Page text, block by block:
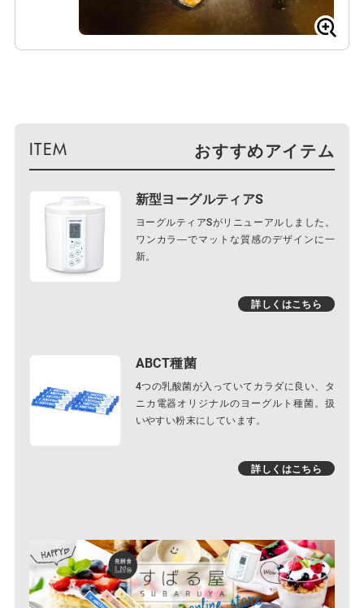
おすすめアイテム
新型ヨーグルティアS
ヨーグルティアSがリニューアルしました。
ワンカラ―でマットな質感のデザインに一
新。
詳しくはこちら
ABCT種菌
4つの乳酸菌が入っていてカラダに良い、タ
ニカ電器オリジナルのヨーグルト種菌。扱
いやすい粉末にしています。
詳しくはこちら